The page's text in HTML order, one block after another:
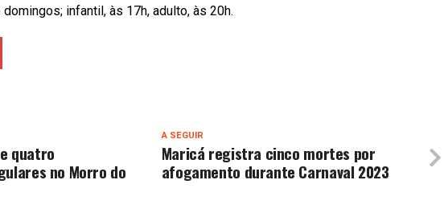
infantil, às 17h, adulto, às 20h.
A SEGUIR
Maricá registra cinco mortes por
afogamento durante Carnaval 2023
quatro
no Morro do